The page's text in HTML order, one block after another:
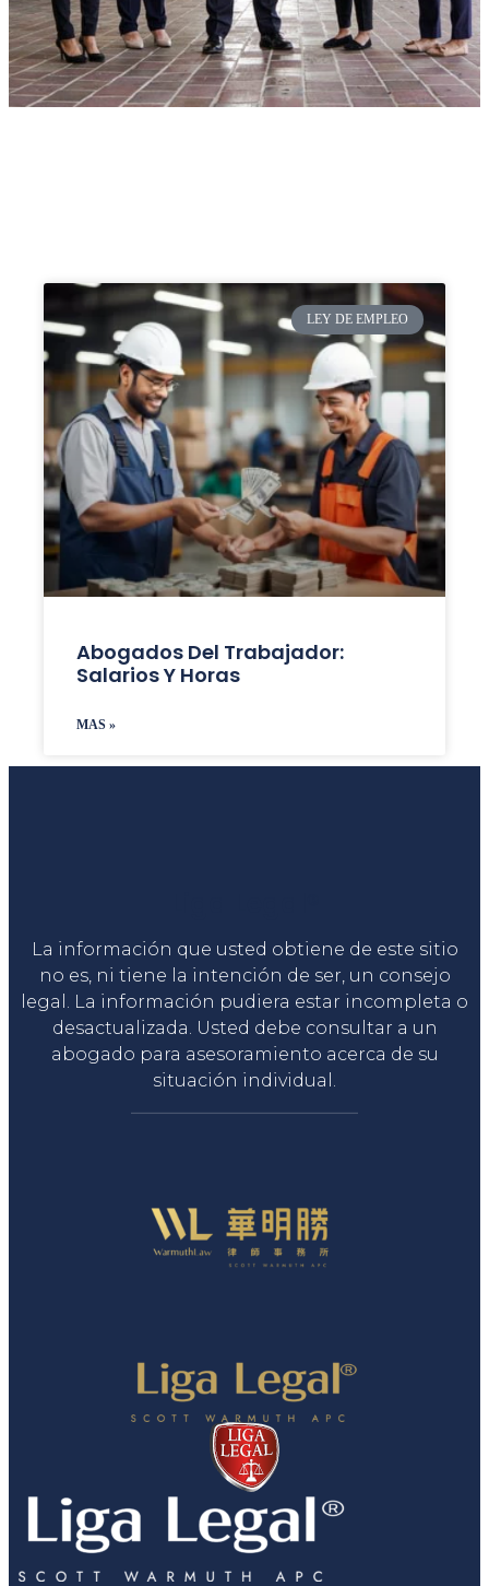
LEY DE EMPLEO
Abogados Del Trabajador:
Salarios Y Horas
MAS »
La información que usted obtiene de este sitio
no es, ni tiene la intención de ser, un consejo
legal. La información pudiera estar incompleta o
desactualizada. Usted debe consultar a un
abogado para asesoramiento acerca de su
situación individual.